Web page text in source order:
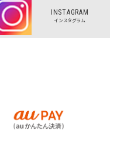
INSTAGRAM
インスタグラム